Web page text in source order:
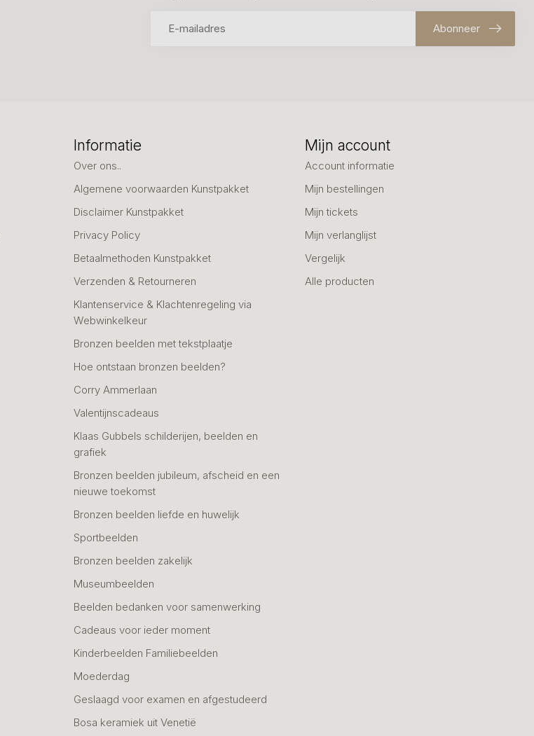
Abonneer
Informatie
Over ons..
Algemene voorwaarden Kunstpakket
Disclaimer Kunstpakket
Privacy Policy
Betaalmethoden Kunstpakket
Verzenden & Retourneren
Klantenservice & Klachtenregeling via
Webwinkelkeur
Bronzen beelden met tekstplaatje
Hoe ontstaan bronzen beelden?
Corry Ammerlaan
Valentijnscadeaus
Klaas Gubbels schilderijen, beelden en
grafiek
Bronzen beelden jubileum, afscheid en een
nieuwe toekomst
Bronzen beelden liefde en huwelijk
Sportbeelden
Bronzen beelden zakelijk
Museumbeelden
Beelden bedanken voor samenwerking
Cadeaus voor ieder moment
Kinderbeelden Familiebeelden
Moederdag
Geslaagd voor examen en afgestudeerd
Bosa keramiek uit Venetië
Mijn account
Account informatie
Mijn bestellingen
Mijn tickets
Mijn verlanglijst
Vergelijk
Alle producten